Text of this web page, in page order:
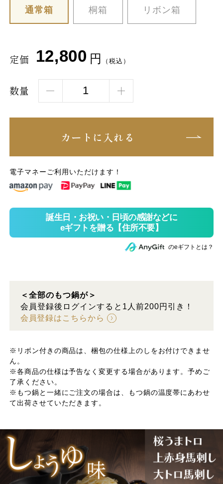
通常箱 桐箱 リボン箱
定価 12,800 円 （税込）
数量
カートに入れる
電子マネーご利用いただけます！
のeギフトとは？
＜全部のもつ鍋が＞
会員登録後ログインすると1人前200円引き！
会員登録はこちらから
※リボン付きの商品は、梱包の仕様上のしをお付けできませ
ん。
※各商品の仕様は予告なく変更する場合があります。予めご
了承ください。
※もつ鍋と一緒にご注文の場合は、もつ鍋の温度帯にあわせ
て出荷させていただきます。